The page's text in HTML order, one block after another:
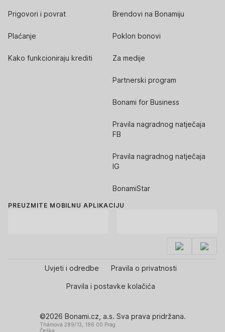
Prigovori i povrat
Plaćanje
Kako funkcioniraju krediti
Brendovi na Bonamiju
Poklon bonovi
Za medije
Partnerski program
Bonami for Business
Pravila nagradnog natječaja
FB
Pravila nagradnog natječaja
IG
BonamiStar
PREUZMITE MOBILNU APLIKACIJU
Uvjeti i odredbe Pravila o privatnosti
Pravila i postavke kolačića
©2026 Bonami.cz, a.s. Sva prava pridržana.
Thámova 289/13, 186 00 Prag
Češka